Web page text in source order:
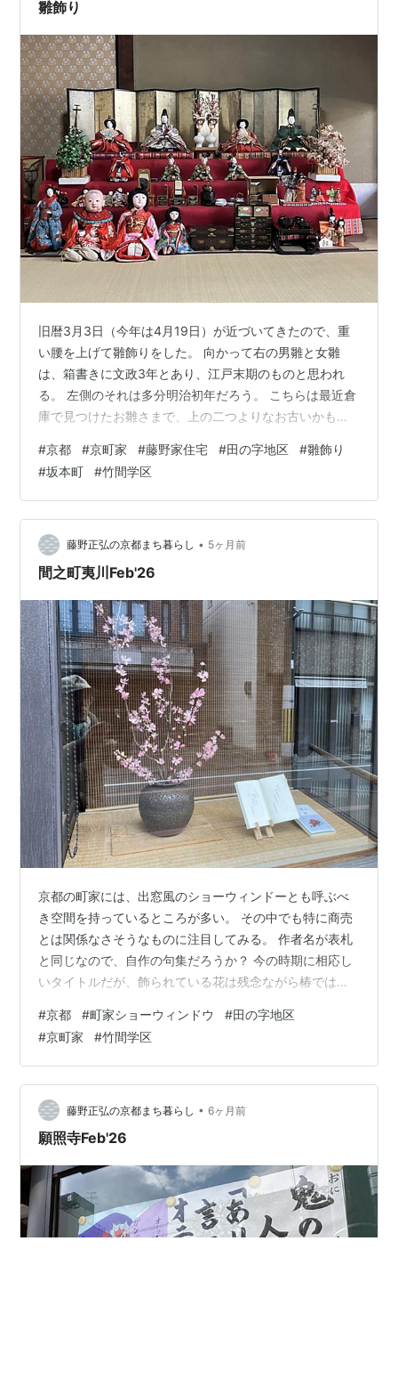
雛飾り
旧暦3月3日（今年は4月19日）が近づいてきたので、重
い腰を上げて雛飾りをした。 向かって右の男雛と女雛
は、箱書きに文政3年とあり、江戸末期のものと思われ
る。 左側のそれは多分明治初年だろう。 こちらは最近倉
庫で見つけたお雛さまで、上の二つよりなお古いかもし
など完璧に揃っているわけではないが、箱から出してあ
げると心なしかお顔が喜んでいるように見える。
#京都 #京町家 #藤野家住宅 #田の字地区 #雛飾り
#坂本町 #竹間学区
藤野正弘の京都まち暮らし • 5ヶ月前
間之町夷川Feb'26
京都の町家には、出窓風のショーウィンドーとも呼ぶべ
き空間を持っているところが多い。 その中でも特に商売
とは関係なさそうなものに注目してみる。 作者名が表札
と同じなので、自作の句集だろうか？ 今の時期に相応し
いタイトルだが、飾られている花は残念ながら椿ではな
#京都 #町家ショーウィンドウ #田の字地区
#京町家 #竹間学区
藤野正弘の京都まち暮らし • 6ヶ月前
願照寺Feb'26